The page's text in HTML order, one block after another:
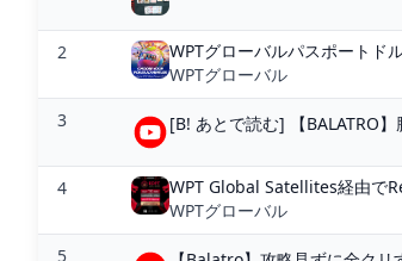
2
WPTグローバルパスポートド
WPTグローバル
3 [B! あとで読む] 【BALATRO
4
WPT Global Satellites経由で
WPTグローバル
5